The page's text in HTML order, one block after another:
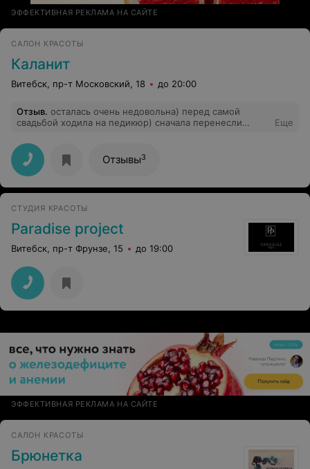
ЭФФЕКТИВНАЯ РЕКЛАМА НА САЙТЕ
САЛОН КРАСОТЫ
Каланит
Витебск, пр-т Московский, 18 до 20:00
Отзыв. осталась очень недовольна) перед самой
свадьбой ходила на педикюр) сначала перенесли
педикюру - молодая брюнетка- по-видимому,
администратор по совместительству, делала всё
аккуратно, несколько раз проверяла, высох ли лак, но ,
придя домой, оказалось, что лак содрался... при чем
наполовину с больших ногтей, и по краям в остальных
предсвадебный сюрприз(
Еще
Отзывы3
СТУДИЯ КРАСОТЫ
Paradise project
Витебск, пр-т Фрунзе, 15 до 19:00
ЭФФЕКТИВНАЯ РЕКЛАМА НА САЙТЕ
САЛОН КРАСОТЫ
Брюнетка